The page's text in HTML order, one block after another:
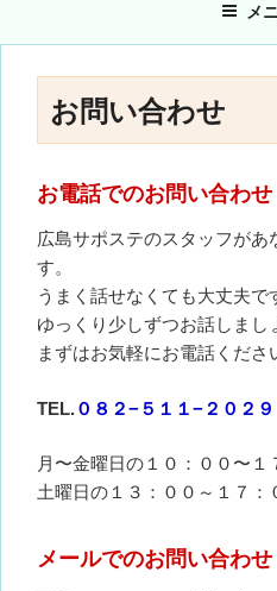
メ
お問い合わせ
お電話でのお問い合わせ
広島サポステのスタッフがあ
す。
うまく話せなくても大丈夫で
ゆっくり少しずつお話しまし
まずはお気軽にお電話くださ
TEL.０８２−５１１−２０２９
月〜金曜日の１０：００〜１
土曜日の１３：００～１７：
メールでのお問い合わせ